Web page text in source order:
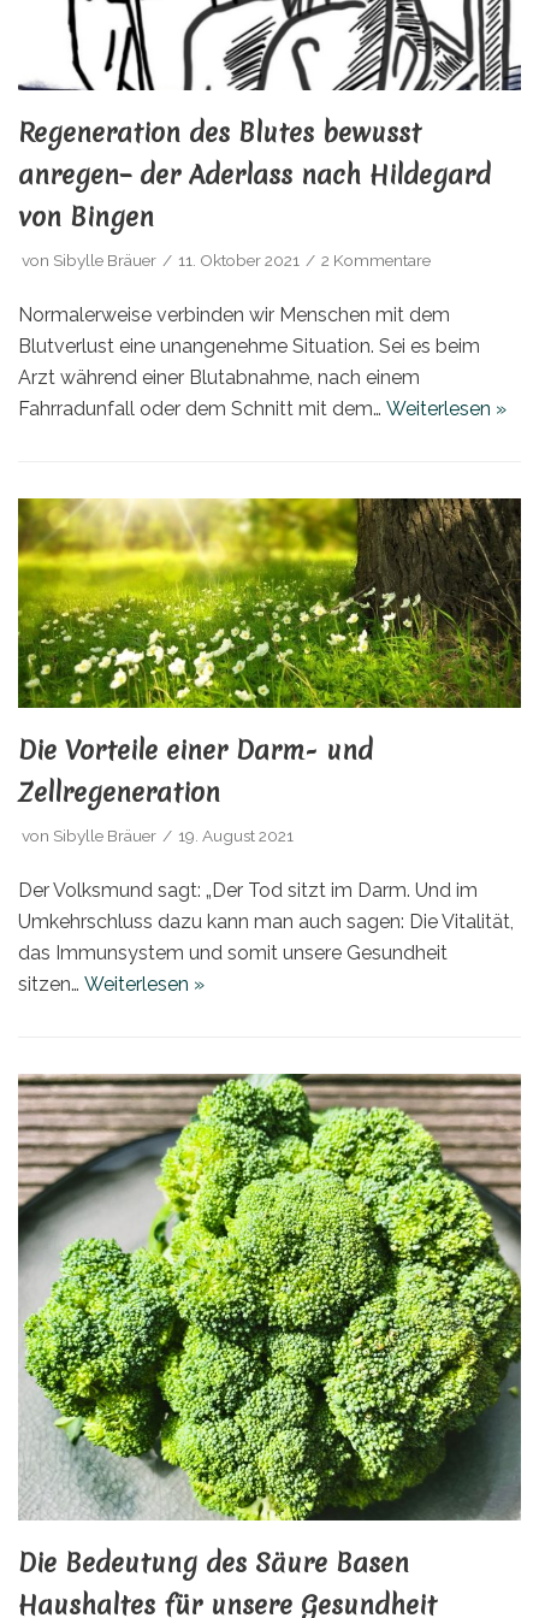
Regeneration des Blutes bewusst
anregen– der Aderlass nach Hildegard
von Bingen
von Sibylle Bräuer 11. Oktober 2021 2 Kommentare
Normalerweise verbinden wir Menschen mit dem
Blutverlust eine unangenehme Situation. Sei es beim
Arzt während einer Blutabnahme, nach einem
Fahrradunfall oder dem Schnitt mit dem… Weiterlesen »
Die Vorteile einer Darm- und
Zellregeneration
von Sibylle Bräuer 19. August 2021
Der Volksmund sagt: „Der Tod sitzt im Darm. Und im
Umkehrschluss dazu kann man auch sagen: Die Vitalität,
das Immunsystem und somit unsere Gesundheit
sitzen… Weiterlesen »
Die Bedeutung des Säure Basen
Haushaltes für unsere Gesundheit